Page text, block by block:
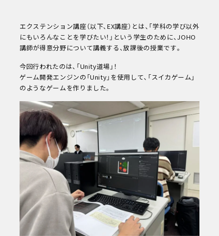
次回
8/16
キャンパスライフ
お知らせ
eDCグループ
交通アクセス
お問い合わせ
資料請求
オンデマンド学校説明
対象者別メニュー
エクステンション講座（以下、EX講座）とは、「学科の学び以外
にもいろんなことを学びたい！」という学生のために、JOHO
講師が得意分野について講義する、放課後の授業です。
今回行われたのは、「Unity道場」！
ゲーム開発エンジンの「Unity」を使用して、「スイカゲーム」
のようなゲームを作りました。